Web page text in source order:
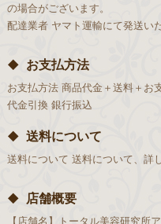
の場合がございます。
配達業者 ヤマト運輸にて発送い
お支払方法
お支払方法 商品代金＋送料＋お
代金引換 銀行振込
送料について
送料について 送料について、詳
店舗概要
【店舗名】 トータル美容研究所